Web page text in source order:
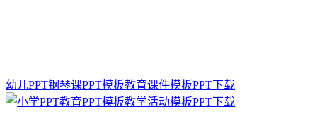
幼儿PPT钢琴课PPT模板教育课件模板PPT下载